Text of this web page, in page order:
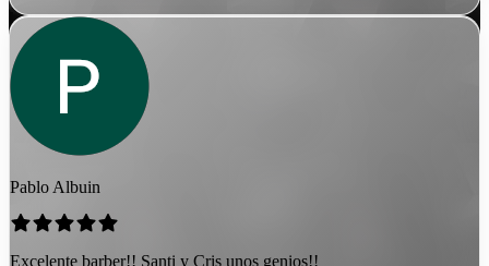
Pablo Albuin
Excelente barber!! Santi y Cris unos genios!!